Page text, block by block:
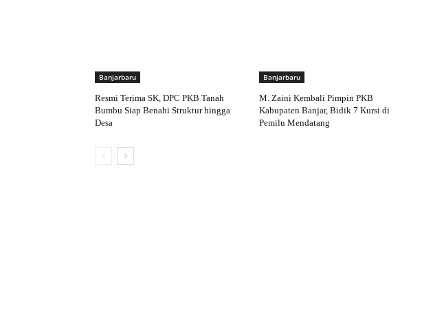
Banjarbaru
Resmi Terima SK, DPC PKB Tanah
Bumbu Siap Benahi Struktur hingga
Desa
Banjarbaru
M. Zaini Kembali Pimpin PKB
Kabupaten Banjar, Bidik 7 Kursi di
Pemilu Mendatang